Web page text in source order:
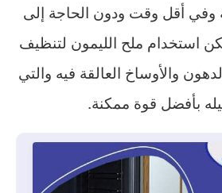
وفي أقل وقت ودون الحاجة إلى
استخدام ملح الليمون لتنظيف
والأوساخ العالقة فيه والتي
بأفضل قوة ممكنة.